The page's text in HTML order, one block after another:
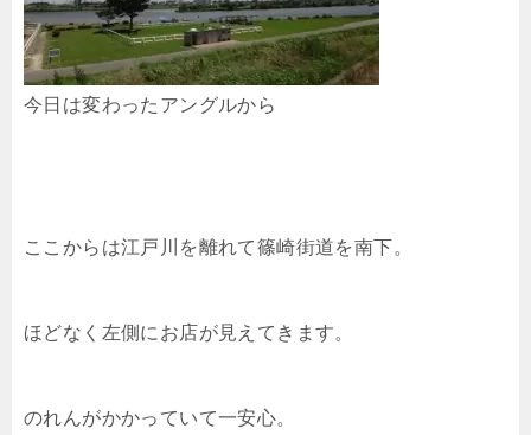
今日は変わったアングルから
ここからは江戸川を離れて篠崎街道を南下。
ほどなく左側にお店が見えてきます。
のれんがかかっていて一安心。